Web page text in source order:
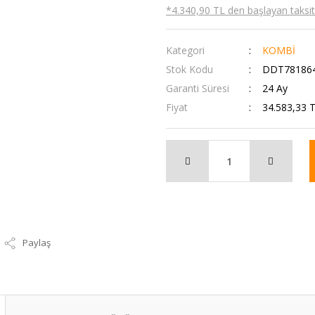
Paylaş
*4.340,90 TL den başlayan
Kategori
KOMBİ
Stok Kodu
Garanti Süresi
24 Ay
Fiyat
34.583,33